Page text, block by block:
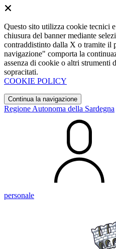
Questo sito utilizza cookie tecnici
chiusura del banner mediante
contraddistinto dalla X o tramite il
navigazione" comporta la
assenza di cookie o altri strumenti
sopracitati.
COOKIE POLICY
Continua la navigazione
Regione Autonoma della Sardegna
personale